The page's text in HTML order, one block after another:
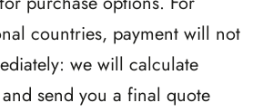
countries, payment will not
we will calculate
send you a final quote